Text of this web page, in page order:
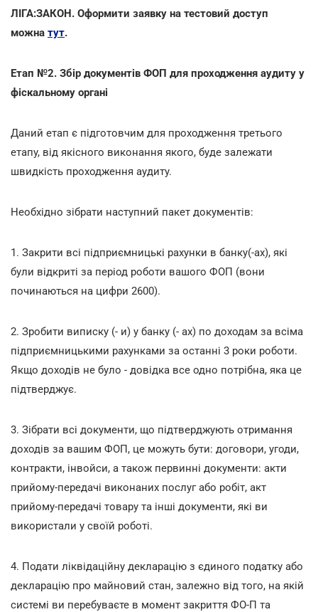
ЛІГА:ЗАКОН. Оформити заявку на тестовий доступ
можна тут.
Етап №2. Збір документів ФОП для проходження аудиту у
фіскальному органі
Даний етап є підготовчим для проходження третього
етапу, від якісного виконання якого, буде залежати
швидкість проходження аудиту.
Необхідно зібрати наступний пакет документів:
1. Закрити всі підприємницькі рахунки в банку(-ах), які
були відкриті за період роботи вашого ФОП (вони
починаються на цифри 2600).
2. Зробити виписку (- и) у банку (- ах) по доходам за всіма
підприємницькими рахунками за останні 3 роки роботи.
Якщо доходів не було - довідка все одно потрібна, яка це
підтверджує.
3. Зібрати всі документи, що підтверджують отримання
доходів за вашим ФОП, це можуть бути: договори, угоди,
контракти, інвойси, а також первинні документи: акти
прийому-передачі виконаних послуг або робіт, акт
прийому-передачі товару та інші документи, які ви
використали у своїй роботі.
4. Подати ліквідаційну декларацію з єдиного податку або
декларацію про майновий стан, залежно від того, на якій
системі ви перебуваєте в момент закриття ФО-П та